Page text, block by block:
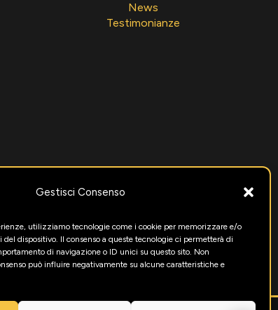
Gestisci Consenso
utilizziamo tecnologie come i cookie per memorizzare e/o
dispositivo. Il consenso a queste tecnologie ci permetterà di
di navigazione o ID unici su questo sito. Non
può influire negativamente su alcune caratteristiche e
News
Testimonianze